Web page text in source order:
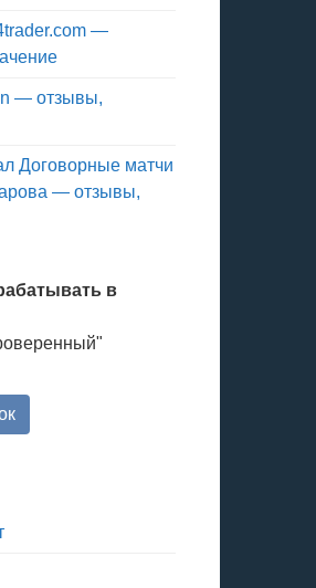
—
— отзывы,
Договорные матчи
— отзывы,
в